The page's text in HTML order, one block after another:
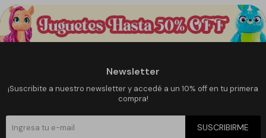
Newsletter
¡Suscribite a nuestro newsletter y accedé a un 10% off en tu primera
compra!
SUSCRIBIRME